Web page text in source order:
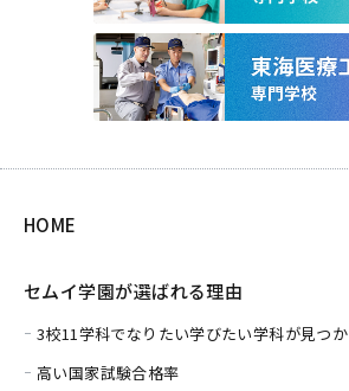
HOME
セムイ学園が選ばれる理由
3校11学科でなりたい学びたい学科が見つか
高い国家試験合格率